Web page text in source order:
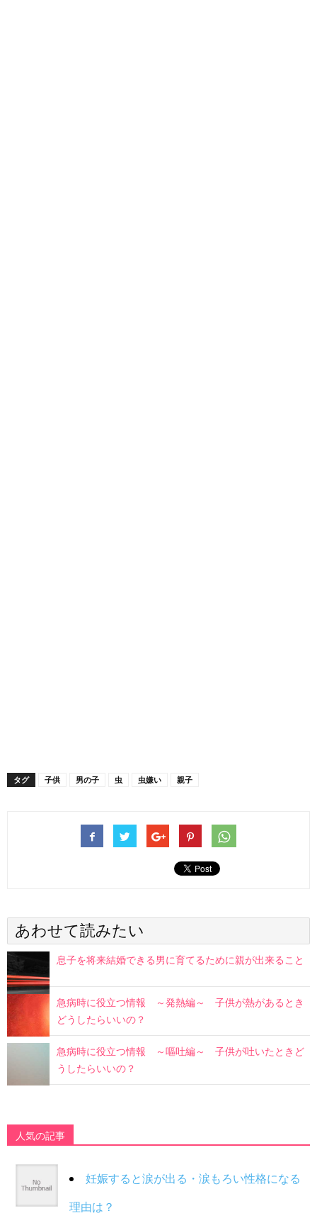
タグ 子供 男の子 虫 虫嫌い 親子
あわせて読みたい
息子を将来結婚できる男に育てるために親が出来ること
急病時に役立つ情報 ～発熱編～ 子供が熱があるとき
どうしたらいいの？
急病時に役立つ情報 ～嘔吐編～ 子供が吐いたときど
うしたらいいの？
人気の記事
妊娠すると涙が出る・涙もろい性格になる
理由は？